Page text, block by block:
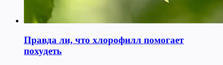
Правда ли, что хлорофилл помогает
похудеть